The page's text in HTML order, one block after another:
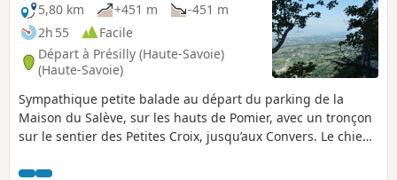
5,80 km
+451 m
-451 m
2h 55
Facile
Départ à Présilly (Haute-Savoie)
(Haute-Savoie)
Sympathique petite balade au départ du parking de la
Maison du Salève, sur les hauts de Pomier, avec un tronçon
sur le sentier des Petites Croix, jusqu’aux Convers. Le chien